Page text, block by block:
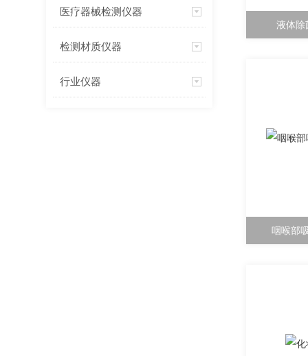
医疗器械检测仪器
检测材质仪器
行业仪器
液体除
咽喉部